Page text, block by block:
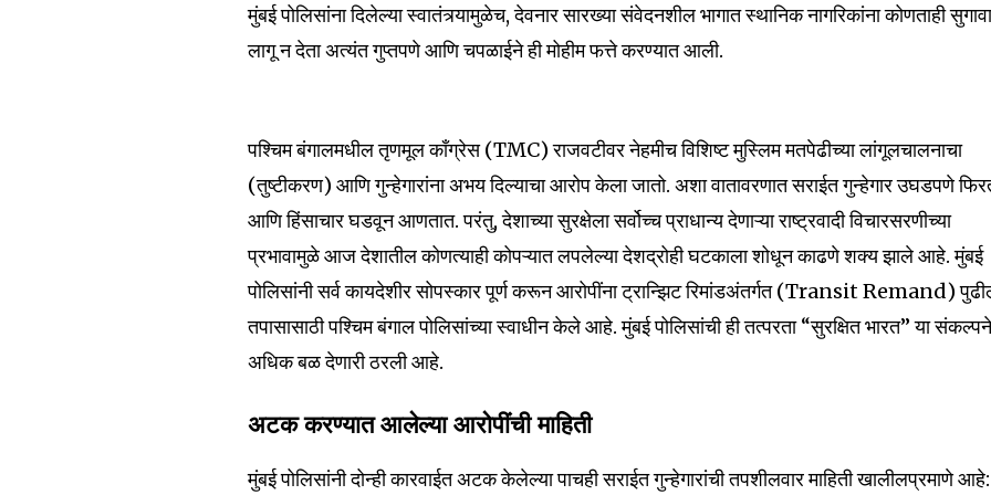
मुंबई पोलिसांना दिलेल्या स्वातंत्र्यामुळेच, देवनार सारख्या संवेदनशील भागात स्थानिक नागरिकांना कोणताही
लागू न देता अत्यंत गुप्तपणे आणि चपळाईने ही मोहीम फत्ते करण्यात आली.
पश्चिम बंगालमधील तृणमूल काँग्रेस (TMC) राजवटीवर नेहमीच विशिष्ट मुस्लिम मतपेढीच्या लांगूलचालनाचा
(तुष्टीकरण) आणि गुन्हेगारांना अभय दिल्याचा आरोप केला जातो. अशा वातावरणात सराईत गुन्हेगार उघडपणे
आणि हिंसाचार घडवून आणतात. परंतु, देशाच्या सुरक्षेला सर्वोच्च प्राधान्य देणाऱ्या राष्ट्रवादी विचारसरणीच्या
प्रभावामुळे आज देशातील कोणत्याही कोपऱ्यात लपलेल्या देशद्रोही घटकाला शोधून काढणे शक्य झाले आहे. मुंबई
पोलिसांनी सर्व कायदेशीर सोपस्कार पूर्ण करून आरोपींना ट्रान्झिट रिमांडअंतर्गत (Transit Remand)
तपासासाठी पश्चिम बंगाल पोलिसांच्या स्वाधीन केले आहे. मुंबई पोलिसांची ही तत्परता “सुरक्षित भारत” या
अधिक बळ देणारी ठरली आहे.
अटक करण्यात आलेल्या आरोपींची माहिती
मुंबई पोलिसांनी दोन्ही कारवाईत अटक केलेल्या पाचही सराईत गुन्हेगारांची तपशीलवार माहिती खालीलप्रमाणे आहे: